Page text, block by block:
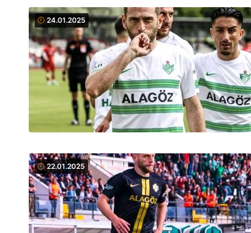
24.01.2025
22.01.2025